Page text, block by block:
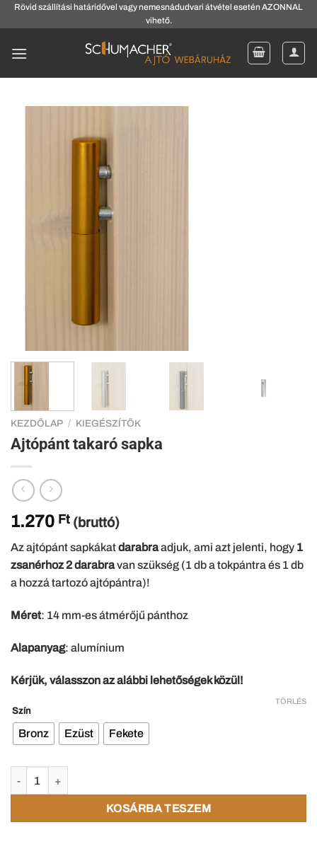
Skip
to
Rövid szállítási határidővel vagy nemesnádudvari átvétel esetén AZONNAL
vihető.
KEZDŐLAP / KIEGÉSZÍTŐK
Ajtópánt takaró sapka
1.270 Ft (bruttó)
Az ajtópánt sapkákatdarabraadjuk, ami azt jelenti, hogy 1
zsanérhoz 2 darabravan szükség (1 db a tokpántra és 1 db
a hozzá tartozó ajtópántra)!
Méret: 14 mm-es átmérőjű pánthoz
Alapanyag: alumínium
Kérjük, válasszon az alábbi lehetőségek közül!
Szín
Bronz Ezüst Fekete
TÖRLÉS
KOSÁRBA TESZEM